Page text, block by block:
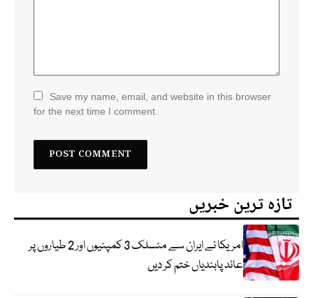
Save my name, email, and website in this browser
for the next time I comment.
تازہ ترین خبریں
امریکا نے ایران سے منسلک 3 کمپنیوں اور 2 طیاروں پر
عائد پابندیاں ختم کر دیں